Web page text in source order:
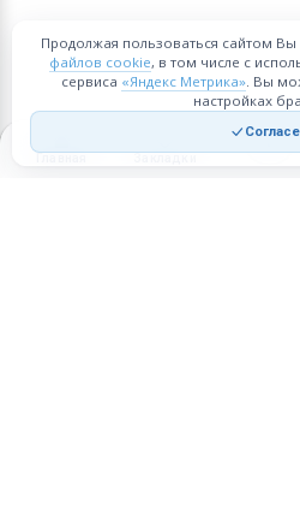
Главная Закладки
Продолжая пользоваться сайтом
файлов cookie, в том числе с
сервиса «Яндекс Метрика». Вы
настройках